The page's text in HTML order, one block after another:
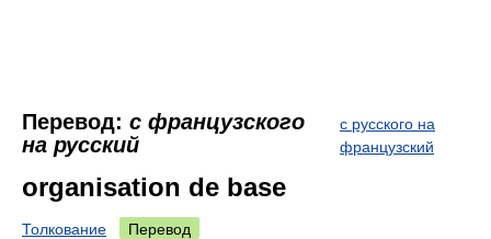
Перевод: с французского
на русский
с русского на
французский
organisation de base
Толкование Перевод